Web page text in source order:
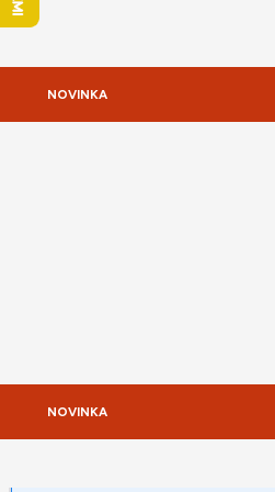
NOVINKA
NOVINKA
Pôvodná
Odporúčame dokúpiť